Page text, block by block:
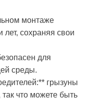
монтаже
лет, сохраняя свои
для
среды.
грызуны
что можете быть